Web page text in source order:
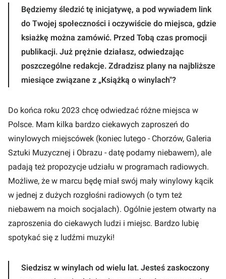
Będziemy śledzić tę inicjatywę, a pod wywiadem link
do Twojej społeczności i oczywiście do miejsca, gdzie
ksiażkę można zamówić. Przed Tobą czas promocji
publikacji. Już prężnie działasz, odwiedzając
poszczególne redakcje. Zdradzisz plany na najbliższe
miesiące związane z „Książką o winylach"?
Do końca roku 2023 chcę odwiedzać różne miejsca w
Polsce. Mam kilka bardzo ciekawych zaproszeń do
winylowych miejscówek (koniec lutego - Chorzów, Galeria
Sztuki Muzycznej i Obrazu - datę podamy niebawem), ale
padają też propozycje udziału w programach radiowych.
Możliwe, że w marcu będę miał swój mały winylowy kącik
w jednej z dużych rozgłośni radiowych (o tym też
niebawem na moich socjalach). Ogólnie jestem otwarty na
zaproszenia do ciekawych ludzi i miejsc. Bardzo lubię
spotykać się z ludźmi muzyki!
Siedzisz w winylach od wielu lat. Jesteś zaskoczony